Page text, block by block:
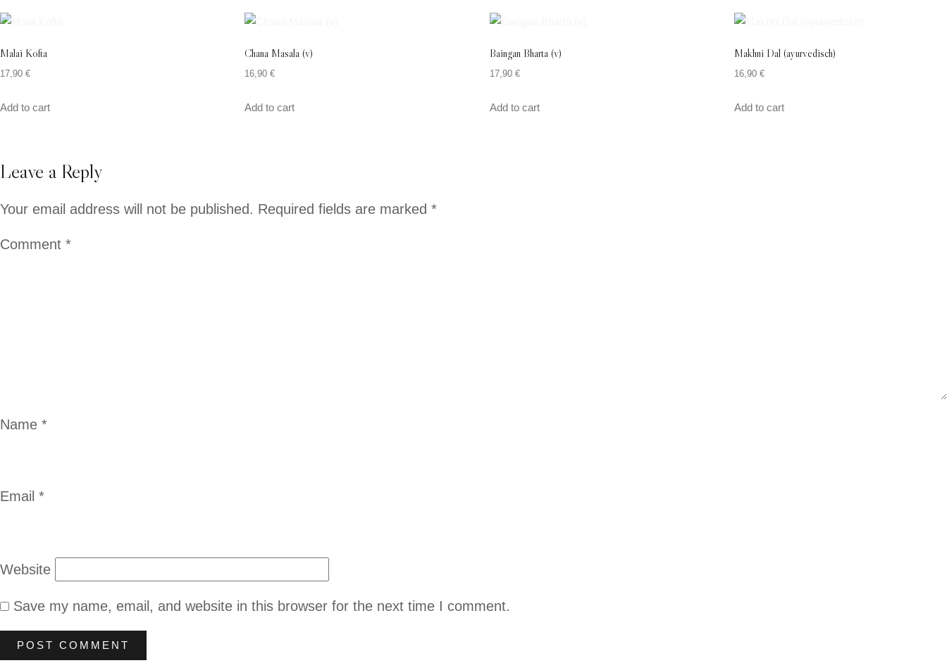
Malai Kofta
17,90 €
Add to cart
Chana Masala (v)
16,90€
Add to cart
Baingan Bharta (v)
17,90 €
Add to cart
Makhni Dal (ayurvedisch)
16,90€
Add to cart
Leave a Reply
Your email address will not be published. Required fields are marked *
Comment *
Name *
Email *
Website
Save my name, email, and website in this browser for the next time I comment.